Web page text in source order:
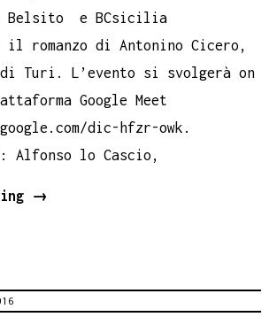
Belsito e BCsicilia
il romanzo di Antonino Cicero,
di Turi. L’evento si svolgerà on
Google Meet
dic-hfzr-owk.
Alfonso lo Cascio,
La
→